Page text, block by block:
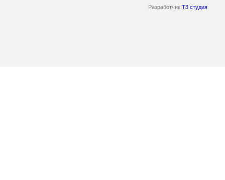
Разработчик T3 студия